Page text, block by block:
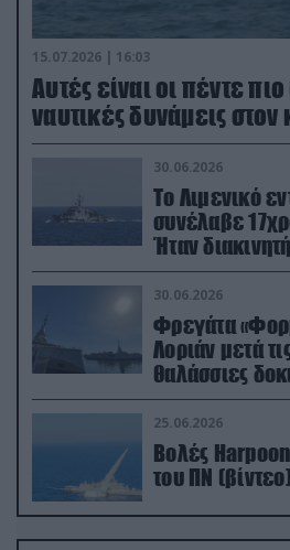
15.07.2026 | 16:03
Aυτές είναι οι πέντε
ναυτικές δυνάμεις
30.06.2026
Το Λιμενικό
συνέλαβε
Ήταν
μεταναστών
30.06.2026
Φρεγάτα
Λοριάν μετά
θαλάσσιες δοκιμές στον
απαιτητικό
25.06.2026
Βολές
του ΠΝ